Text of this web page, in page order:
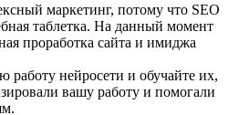
маркетинг, потому что SEO
таблетка. На данный момент
проработка сайта и имиджа
работу нейросети и обучайте их,
вашу работу и помогали